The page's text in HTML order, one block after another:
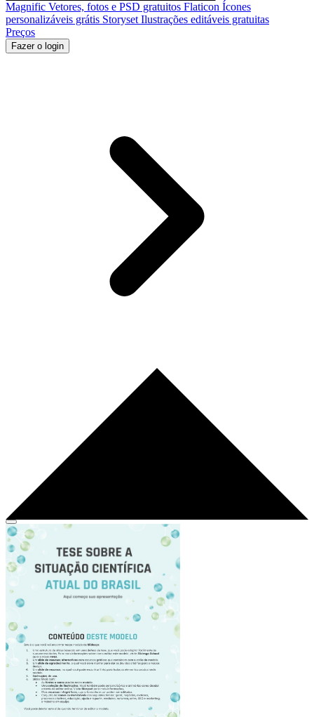
Magnific Vetores, fotos e PSD gratuitos Flaticon Ícones
personalizáveis grátis Storyset Ilustrações editáveis gratuitas
Preços
Fazer o login